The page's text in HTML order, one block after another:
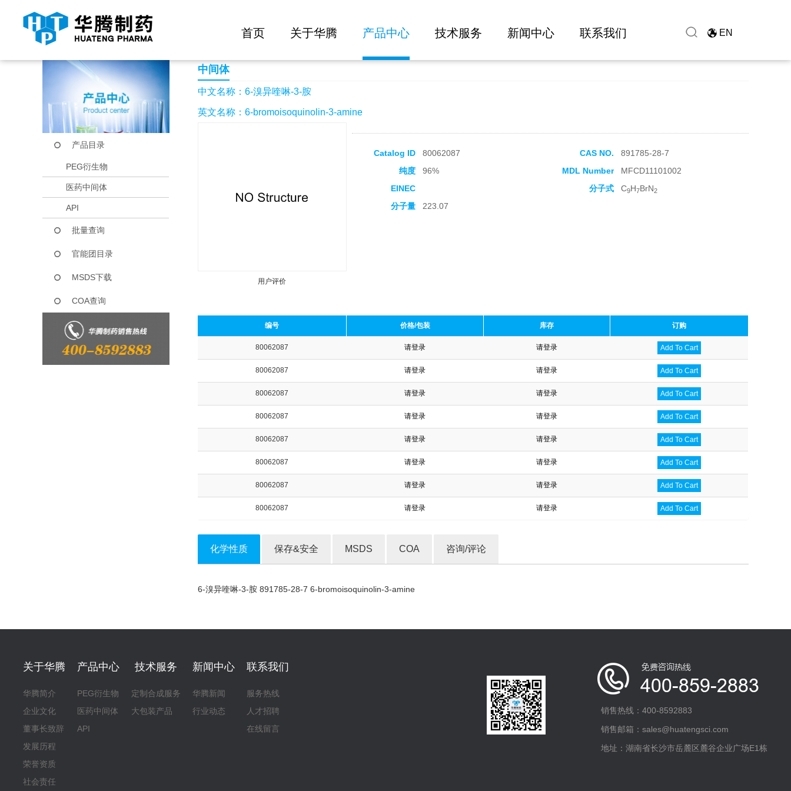
首页 关于华腾 产品中心 技术服务 新闻中心 联系我们 EN
当前位置： 首页 产品中心 6-溴异喹啉-3-胺
产品目录
PEG衍生物
医药中间体
API
批量查询
官能团目录
MSDS下载
COA查询
中间体
中文名称：6-溴异喹啉-3-胺
英文名称：6-bromoisoquinolin-3-amine
用户评价
收藏产品
Catalog ID 80062087 CAS NO.
891785-28-7
纯度
96% MDL Number
MFCD11101002
EINEC
分子式 C9H7BrN2
分子量 223.07
编号 价格/包装 库存 订购
80062087 请登录 请登录 Add To Cart
80062087 请登录 请登录 Add To Cart
80062087 请登录 请登录 Add To Cart
80062087 请登录 请登录 Add To Cart
80062087 请登录 请登录 Add To Cart
80062087 请登录 请登录 Add To Cart
80062087 请登录 请登录 Add To Cart
80062087 请登录 请登录 Add To Cart
化学性质 保存&安全 MSDS COA 咨询/评论
6-溴异喹啉-3-胺 891785-28-7 6-bromoisoquinolin-3-amine
关于华腾
华腾简介
企业文化
董事长致辞
发展历程
荣誉资质
社会责任
产品中心
PEG衍生物
医药中间体
API
技术服务
定制合成服务
大包装产品
新闻中心
华腾新闻
行业动态
联系我们
服务热线
人才招聘
在线留言
销售热线：400-8592883
销售邮箱：sales@huatengsci.com
地址：湖南省长沙市岳麓区麓谷企业广场E1栋